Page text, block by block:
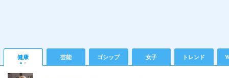
健康 芸能 ゴシップ 女子 トレンド